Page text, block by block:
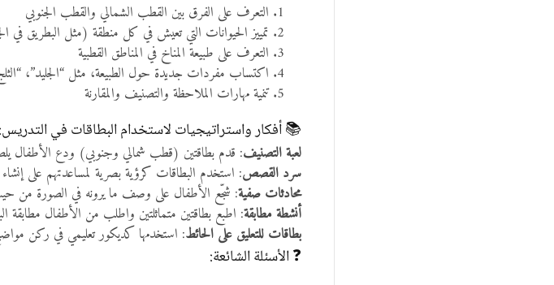
التعرف على الفرق بين القطب الشمالي والقطب الجنوبي
تمييز الحيوانات التي تعيش في كل منطقة (مثل البطريق
التعرف على طبيعة المناخ في المناطق القطبية
اكتساب مفردات جديدة حول الطبيعة، مثل “الجليد”،
تنمية مهارات الملاحظة والتصنيف والمقارنة
📚 أفكار واستراتيجيات لاستخدام البطاقات في التدريس:
لعبة التصنيف: قدم بطاقتين (قطب شمالي وجنوبي) ودع الأطفال
سرد القصص: استخدم البطاقات كرؤية بصرية لمساعدتهم على
محادثات صفية: شجّع الأطفال على وصف ما يرونه في الصورة من
أنشطة مطابقة: اطبع بطاقتين متماثلتين واطلب من الأطفال مطابقة
بطاقات للتعليق على الحائط: استخدمها كديكور تعليمي في ركن
❓ الأسئلة الشائعة: